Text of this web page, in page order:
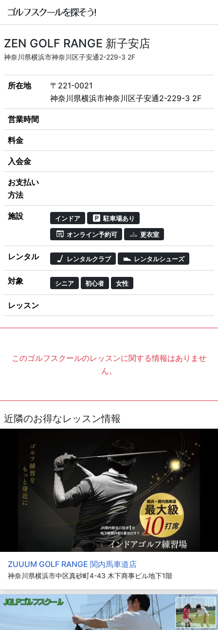
ZEN GOLF RANGE 新子安店
神奈川県横浜市神奈川区子安通2-229-3 2F
所在地
〒221-0021
神奈川県横浜市神奈川区子安通2-229-3 2F
営業時間
料金
入会金
お支払い
方法
施設 インドア 駐車場あり
オンライン予約可 更衣室
レンタル レンタルクラブ レンタルシューズ
対象 シニア 初心者 女性
レッスン
このゴルフスクールのレッスンに関する情報はありませ
ん。
近隣のお得なレッスン情報
ZUUUM GOLF RANGE 関内馬車道店
神奈川県横浜市中区真砂町4-43 木下商事ビル地下1階